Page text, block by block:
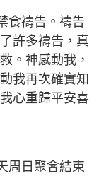
禱告。禱告
許多禱告，真
。神感動我，
我再次確實知
心重歸平安喜
日聚會結束